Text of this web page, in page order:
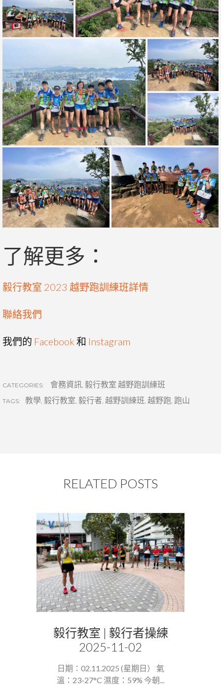
了解更多：
毅行教室 2023 越野跑訓練班詳情
聯絡我們
我們的 Facebook 和 Instagram
CATEGORIES: 會務資訊, 毅行教室 越野跑訓練班
TAGS: 教學, 毅行教室, 毅行者, 越野訓練班, 越野跑, 跑山
RELATED POSTS
毅行教室 | 毅行者操練
2025-11-02
日期：02.11.2025 (星期日） 氣
溫：23-27°C 濕度：59% 今朝...